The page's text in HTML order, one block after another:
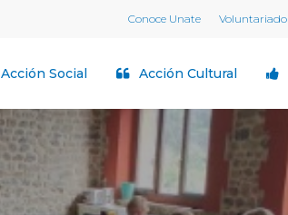
Conoce Unate Voluntariado
Acción Social Acción Cultural